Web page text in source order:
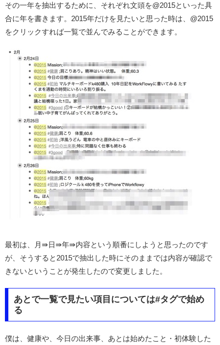
その一年を抽出するために、それぞれ文頭を@2015といった具
合に年を書きます。2015年だけを見たいと思った時は、@2015
をクリックすれば一覧で並んでみることができます。
最初は、月⇛日⇛年⇛内容という順番にしようと思ったのです
が、そうすると2015で抽出した時にそのままでは内容が確認で
きないということが発生したので変更しました。
あとで一覧で見たい項目については#タグで始め
る
僕は、健康や、今日の出来事、あとは始めたこと・初体験した